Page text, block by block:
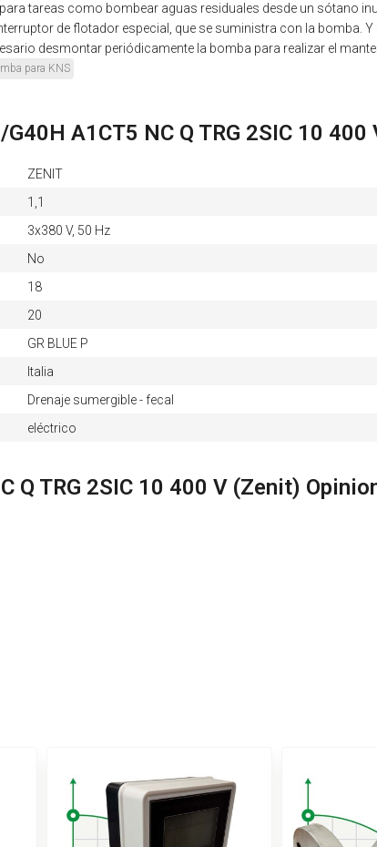
tareas como bombear aguas residuales desde un sótano
de flotador especial, que se suministra con la bomba.
desmontar periódicamente la bomba para realizar el
para KNS
A1CT5 NC Q TRG 2SIC 10 400
ZENIT
1,1
3х380 V, 50 Hz
No
18
20
GR BLUE P
Italia
Drenaje sumergible - fecal
eléctrico
Q TRG 2SIC 10 400 V (Zenit)